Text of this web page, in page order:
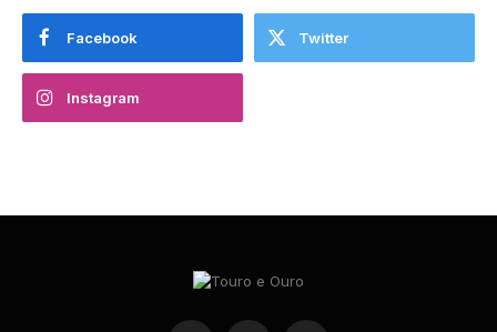
Facebook Twitter
Instagram